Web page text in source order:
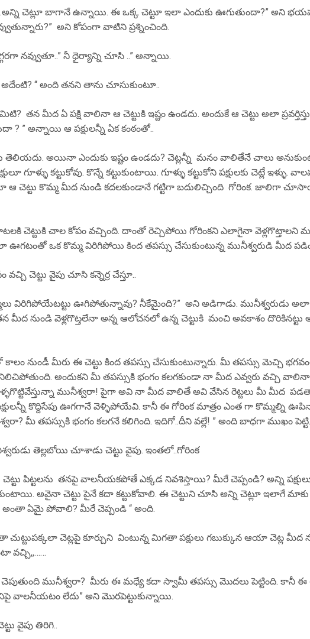
చెట్లూ బాగానే ఉన్నాయి. ఈ ఒక్క చెట్టూ ఇలా ఎందుకు ఊగుతుందా?” అని
అని కోపంగా వాటిని ప్రశ్నించింది.
నవ్వుతూ..” నీ ధైర్యాన్ని చూసి ..” అన్నాయి.
“ అంది తనని తాను చూసుకుంటూ..
తన మీద ఏ పక్షి వాలినా ఆ చెట్టుకి ఇష్టం ఉండదు. అందుకే ఆ చెట్టు అలా
” అన్నాయి ఆ పక్షులన్నీ ఏక కంఠంతో..
అయినా ఎందుకు ఇష్టం ఉండదు? చెట్లన్నీ మనం వాలితేనే చాలు
గూళ్ళు కట్టుకోవు. కొన్నే కట్టుకుంటాయి. గూళ్ళు కట్టుకోని పక్షులకు చెట్లే ఇళ్ళు.
ఆ చెట్టు కొమ్మ మీద నుండి కదలకుండానే గట్టిగా బదులిచ్చింది గోరింక. జాలిగా
చెట్టుకి చాల కోపం వచ్చింది. దాంతో రెచ్చిపోయి గోరింకని ఎలాగైనా వెళ్లగొట్తాలని
ఒక కొమ్మ విరిగిపోయి కింద తపస్సు చేసుకుంటున్న మునీశ్వరుడి మీద
చెట్టు వైపు చూసి కన్నెర్ర చేస్తూ..
విరిగిపోయేటట్టు ఊగిపోతున్నావు? నీకేమైంది?” అని అడిగాడు. మునీశ్వరుడు
మీద నుండి వెళ్లగొట్తలేనా అన్న ఆలోచనలో ఉన్న చెట్టుకి మంచి అవకాశం దొరికినట్టు
నుండీ మీరు ఈ చెట్టు కింద తపస్సు చేసుకుంటున్నారు. మీ తపస్సు మెచ్చి
నిలిచిపోతుంది. అందుకని మీ తపస్సుకి భంగం కలగకుండా నా మీద ఎవ్వరు వచ్చి
మునీశ్వరా! పైగా అవి నా మీద వాలితే అవి వేసిన రెట్టలు మీ మీద
కొద్దిసేపు ఊగగానే వెళ్ళిపోయేవి. కానీ ఈ గోరింక మాత్రం ఎంత గా కొమ్మల్ని
మీ తపస్సుకి భంగం కలగనే కలిగింది. ఇదిగో..దీని వల్లే! ” అంది బాధగా ముఖం పెట్టి.
తెల్లబోయి చూశాడు చెట్టు వైపు. ఇంతలో..గోరింక
పిట్టలను తనపై వాలనీయకపోతే ఎక్కడ నివశిస్తాయి? మీరే చెప్పండి? అన్ని
అవైనా చెట్టు పైనే కదా కట్టుకోవాలి. ఈ చెట్టుని చూసి అన్ని చెట్లూ ఇలాగే
ఏమై పోవాలి? మీరే చెప్పండి “ అంది.
చెట్లపై కూర్చుని వింటున్న మిగతా పక్షులు గబుక్కున ఆయా చెట్ల మీద
వచ్చి,,……
చెపుతుంది మునీశ్వరా? మీరు ఈ మధ్యే కదా స్వామీ తపస్సు మొదలు పెట్టింది. కానీ ఈ
వాలనీయటం లేదు” అని మొరపెట్టుకున్నాయి.
వైపు తిరిగి..